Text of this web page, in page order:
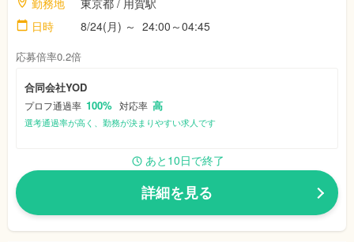
勤務地 東京都 / 用賀駅
日時
8/24(月) ～ 24:00～04:45
応募倍率0.2倍
合同会社YOD
プロフ通過率 100% 対応率 高
選考通過率が高く、勤務が決まりやすい求人です
あと10日で終了
詳細を見る